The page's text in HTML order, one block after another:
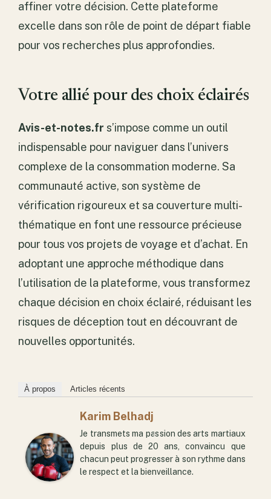
affiner votre décision. Cette plateforme
excelle dans son rôle de point de départ fiable
pour vos recherches plus approfondies.
Votre allié pour des choix éclairés
Avis-et-notes.fr s’impose comme un outil
indispensable pour naviguer dans l’univers
complexe de la consommation moderne. Sa
communauté active, son système de
vérification rigoureux et sa couverture multi-
thématique en font une ressource précieuse
pour tous vos projets de voyage et d’achat. En
adoptant une approche méthodique dans
l’utilisation de la plateforme, vous transformez
chaque décision en choix éclairé, réduisant les
risques de déception tout en découvrant de
nouvelles opportunités.
À propos Articles récents
Karim Belhadj
Je transmets ma passion des arts martiaux
depuis plus de 20 ans, convaincu que
chacun peut progresser à son rythme dans
le respect et la bienveillance.